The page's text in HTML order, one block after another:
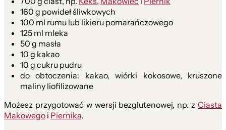
160 g powideł śliwkowych
100 ml rumu lub likieru pomarańczowego
125 ml mleka
50 g masła
10 g kakao
10 g cukru pudru
do obtoczenia: kakao, wiórki kokosowe, kruszone
maliny liofilizowane
Możesz przygotować w wersji bezglutenowej, np. z Ciasta
Makowegoi Piernika.